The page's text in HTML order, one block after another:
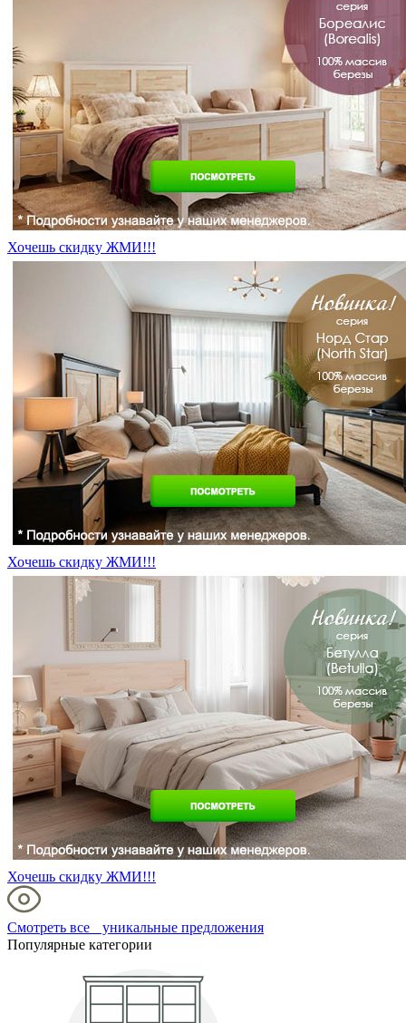
Хочешь скидку ЖМИ!!!
Хочешь скидку ЖМИ!!!
Хочешь скидку ЖМИ!!!
Смотреть все уникальные предложения
Популярные категории